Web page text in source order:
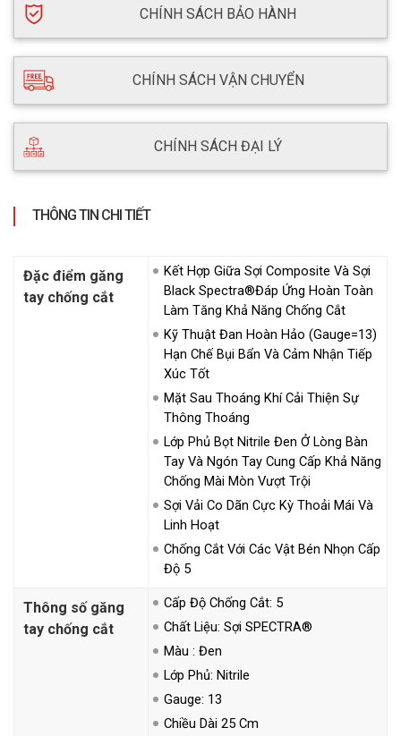
CHÍNH SÁCH BẢO HÀNH
CHÍNH SÁCH VẬN CHUYỂN
CHÍNH SÁCH ĐẠI LÝ
THÔNG TIN CHI TIẾT
Đặc điểm găng
tay chống cắt
Kết Hợp Giữa Sợi Composite Và Sợi
Black Spectra®đáp Ứng Hoàn Toàn
Làm Tăng Khả Năng Chống Cắt
Kỹ Thuật Đan Hoàn Hảo (gauge=13)
Hạn Chế Bụi Bẩn Và Cảm Nhận Tiếp
Xúc Tốt
Mặt Sau Thoáng Khí Cải Thiện Sự
Thông Thoáng
Lớp Phủ Bọt Nitrile Đen Ở Lòng Bàn
Tay Và Ngón Tay Cung Cấp Khả Năng
Chống Mài Mòn Vượt Trội
Sợi Vải Co Dãn Cực Kỳ Thoải Mái Và
Linh Hoạt
Chống Cắt Với Các Vật Bén Nhọn Cấp
Độ 5
Thông số găng
tay chống cắt
Cấp Độ Chống Cắt: 5
Chất Liệu: Sợi SPECTRA®
Màu : Đen
Lớp Phủ: Nitrile
Gauge: 13
Chiều Dài 25 Cm